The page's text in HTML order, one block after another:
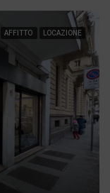
AFFITTO LOCAZIONE